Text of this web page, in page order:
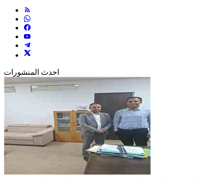
احدث المنشورات